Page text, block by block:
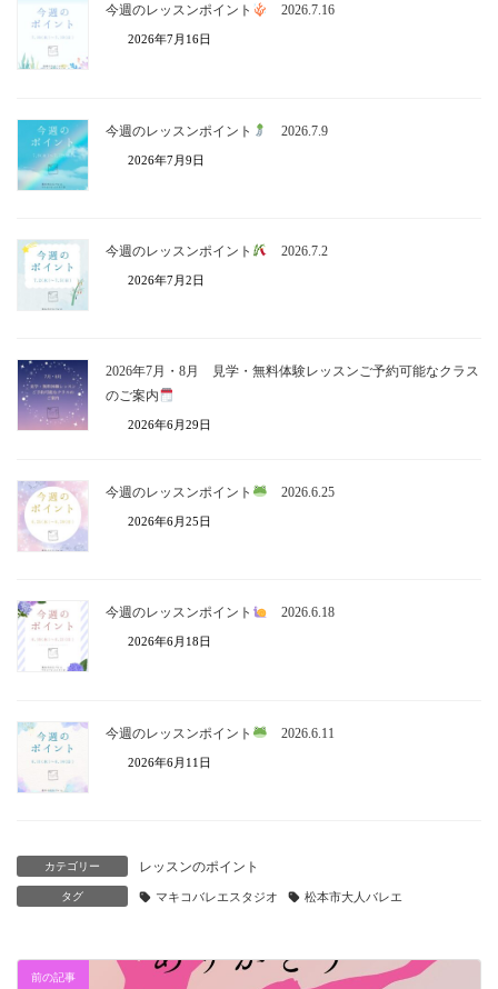
今週のレッスンポイント 2026.7.16
2026年7月16日
今週のレッスンポイント 2026.7.9
2026年7月9日
今週のレッスンポイント 2026.7.2
2026年7月2日
2026年7月・8月 見学・無料体験レッスンご予約可能なクラス
のご案内
2026年6月29日
今週のレッスンポイント 2026.6.25
2026年6月25日
今週のレッスンポイント 2026.6.18
2026年6月18日
今週のレッスンポイント 2026.6.11
2026年6月11日
カテゴリー レッスンのポイント
タグ マキコバレエスタジオ 松本市大人バレエ
前の記事